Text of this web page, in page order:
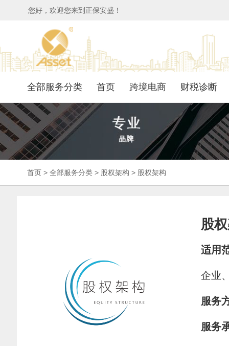
您好，欢迎您来到正保安盛！
全部服务分类 首页 跨境电商 财税诊断
首页 > 全部服务分类 > 股权架构 > 股权架构
股
适用
企业
服务
服务